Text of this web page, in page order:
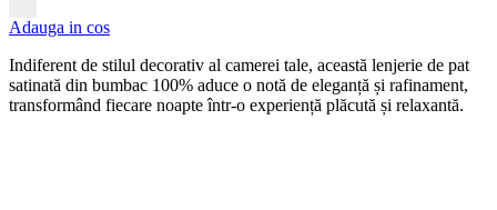
Adauga in cos
Indiferent de stilul decorativ al camerei tale, această lenjerie de pat
satinată din bumbac 100% aduce o notă de eleganță și rafinament,
transformând fiecare noapte într-o experiență plăcută și relaxantă.